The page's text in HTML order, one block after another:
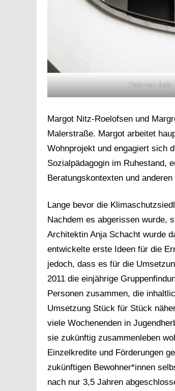
Foto von Judy
Margot Nitz-Roelofsen und
Malerstraße. Margot arbeitet
Wohnprojekt und engagiert sich
Sozialpädagogin im Ruhestand,
Beratungskontexten und
Lange bevor die
Nachdem es abgerissen wurde,
Architektin Anja Schacht wurde
entwickelte erste Ideen für die
jedoch, dass es für die
2011 die einjährige
Personen zusammen, die
Umsetzung Stück für Stück
viele Wochenenden in
sie zukünftig zusammenleben
Einzelkredite und Förderungen
zukünftigen Bewohner*innen
nach nur 3,5 Jahren